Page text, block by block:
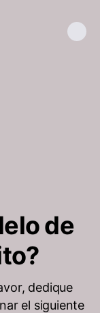
de
dedique
el siguiente